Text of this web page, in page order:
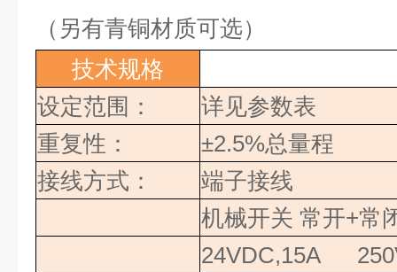
（另有青铜材质可选）
技术规格
设定范围：
详见参数表
重复性：
±2.5%总量程
接线方式：
端子接线
机械开关 常开+常
24VDC,15A